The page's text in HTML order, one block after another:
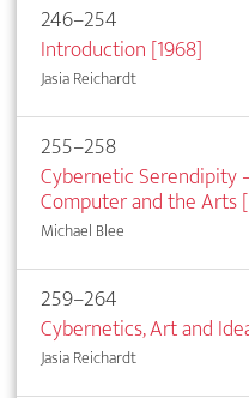
246–254
Introduction [1968]
Jasia Reichardt
255–258
Cybernetic Serendipity
Computer and the Arts
Michael Blee
259–264
Cybernetics, Art and
Jasia Reichardt